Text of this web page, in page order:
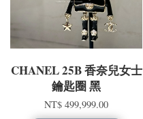
CHANEL 25B 香奈兒女士
鑰匙圈 黑
NT$ 499,999.00